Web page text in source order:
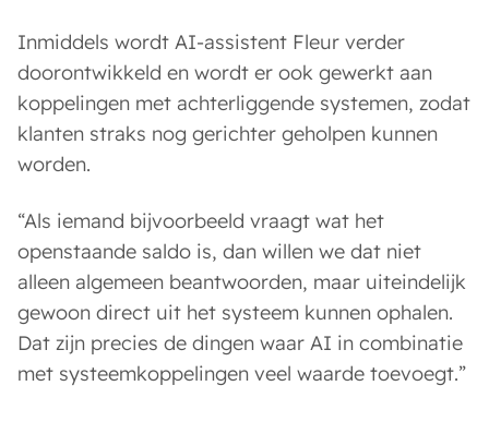
Inmiddels wordt AI-assistent Fleur verder
doorontwikkeld en wordt er ook gewerkt aan
koppelingen met achterliggende systemen, zodat
klanten straks nog gerichter geholpen kunnen
worden.
“Als iemand bijvoorbeeld vraagt wat het
openstaande saldo is, dan willen we dat niet
alleen algemeen beantwoorden, maar uiteindelijk
gewoon direct uit het systeem kunnen ophalen.
Dat zijn precies de dingen waar AI in combinatie
met systeemkoppelingen veel waarde toevoegt.”